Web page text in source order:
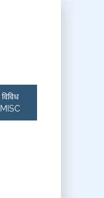
विविध
MISC